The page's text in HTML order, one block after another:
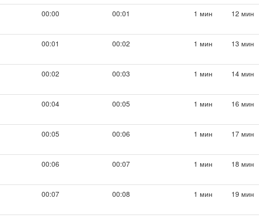
00:00 00:01 1 мин 12 мин
00:01 00:02 1 мин 13 мин
00:02 00:03 1 мин 14 мин
00:04 00:05 1 мин 16 мин
00:05 00:06 1 мин 17 мин
00:06 00:07 1 мин 18 мин
00:07 00:08 1 мин 19 мин